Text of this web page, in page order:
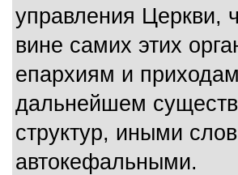
управления Церкви,
вине самих этих
епархиям и
дальнейшем
структур, иными
автокефальными.